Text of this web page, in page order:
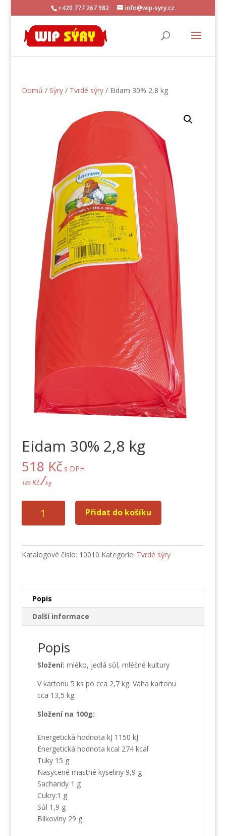
+420 777 267 982 info@wip-syry.cz
Domů / Sýry/ Tvrdé sýry/ Eidam 30% 2,8 kg
Eidam 30% 2,8 kg
518 Kč s DPH
185 Kč/kg
množství
Přidat do košíku
Katalogové číslo: 10010 Kategorie: Tvrdé sýry
Popis
Další informace
Popis
Složení: mléko, jedlá sůl, mléčné kultury
V kartonu 5 ks po cca 2,7 kg. Váha kartonu
cca 13,5 kg.
Složení na 100g:
Energetická hodnota kJ 1150 kJ
Energetická hodnota kcal 274 kcal
Tuky 15 g
Nasycené mastné kyseliny 9,9 g
Sacharidy 1 g
Cukry:1 g
Sůl 1,9 g
Bílkoviny 29 g